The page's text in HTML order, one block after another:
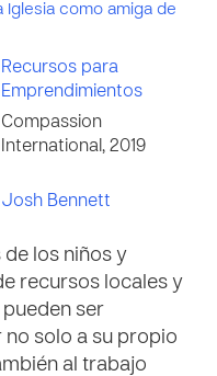
Iglesia como amiga de
Recursos para
Emprendimientos
Compassion
International, 2019
Josh Bennett
los niños y
recursos locales y
ser
solo a su propio
al trabajo